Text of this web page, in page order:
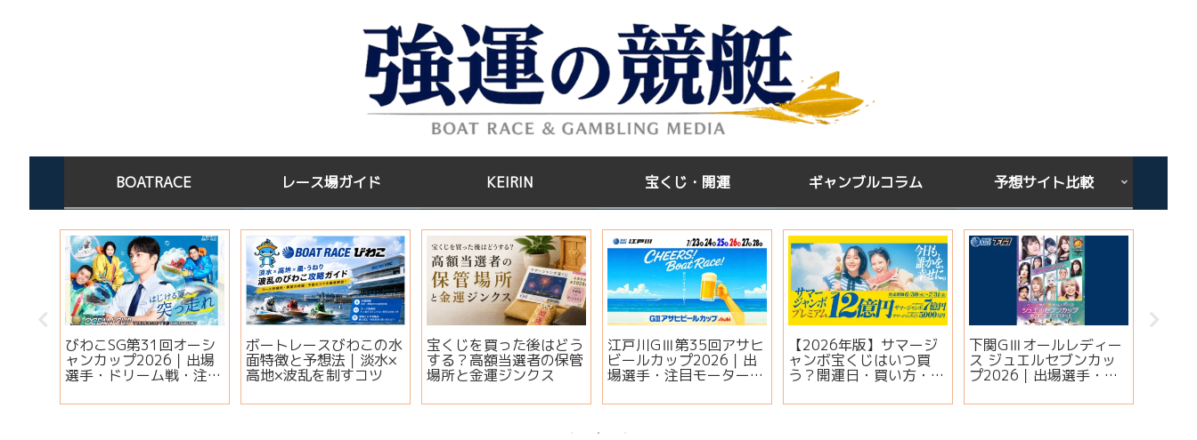
BOATRACE レース場ガイド KEIRIN 宝くじ・開運 ギャンブルコラム 予想サイト比較
びわこSG第31回オーシ
ャンカップ2026｜出場
選手・ドリーム戦・注目
ボートレースびわこの水
面特徴と予想法｜淡水×
高地×波乱を制すコツ
宝くじを買った後はどう
する？高額当選者の保管
場所と金運ジンクス
江戸川GⅢ第35回アサヒ
ビールカップ2026｜出
場選手・注目モーター・
【2026年版】サマージ
ャンボ宝くじはいつ買
う？開運日・買い方・連
説
下関GⅢオールレディー
ス ジュエルセブンカッ
プ2026｜出場選手・注
報まとめ